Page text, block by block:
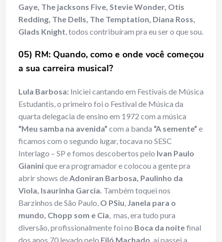
Gaye, The jacksons Five, Stevie Wonder, Otis
Redding, The Dells, The Temptation, Diana Ross,
Glads Knight, todos contribuíram pra eu ser o que sou.
05) RM: Quando, como e onde você começou
a sua carreira musical?
Lula Barbosa: Iniciei cantando em Festivais de Música
Estudantis, o primeiro foi o Festival de Música da
quarta delegacia de ensino em 1972 com a música
“Meu samba na avenida” com a banda “A semente” e
ficamos com o segundo lugar, tocava no SESC
Interlago – SP e fomos descobertos pelo Ivan Paulo
Gianinique era programador e colocou a gente pra
abrir shows deAdoniran Barbosa, Paulinho da
Viola, Isaurinha Garcia. Também toquei nos
Barzinhos de São Paulo, O PSiu, Janela para o
mundo, Chopp som e Cia, mas, era tudo pura
diversão, profissionalmente foi no Boca da noitefinal
dos anos 70 levado pelo Filó Machado, aí passei a